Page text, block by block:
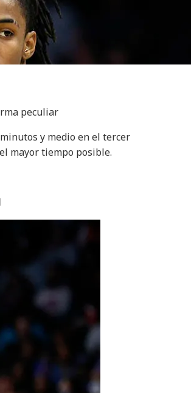
peculiar
y medio en el tercer
mayor tiempo posible.